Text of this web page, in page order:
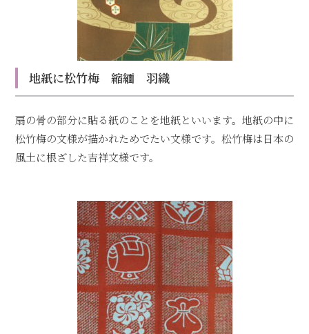
地紙に松竹梅 縮緬 羽織
扇の骨の部分に貼る紙のことを地紙といいます。地紙の中に
松竹梅の文様が描かれためでたい文様です。松竹梅は日本の
風土に根ざした吉祥文様です。